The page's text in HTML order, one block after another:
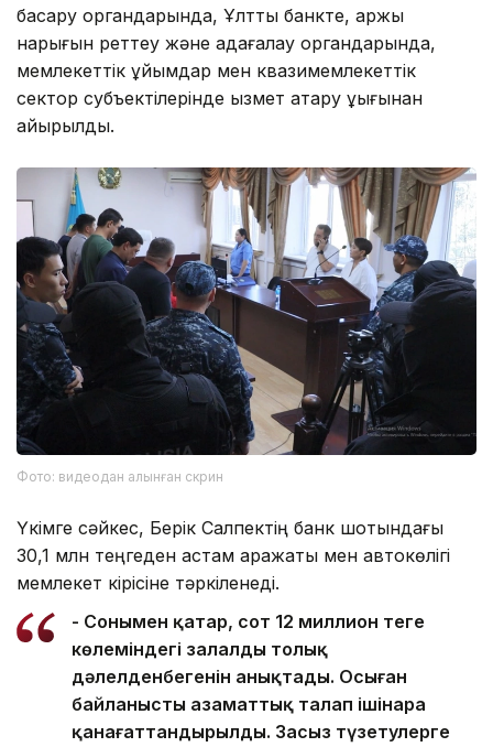
басқару органдарында, Ұлттық банкте, қаржы
нарығын реттеу және қадағалау органдарында,
мемлекеттік ұйымдар мен квазимемлекеттік
сектор субъектілерінде қызмет атқару құқығынан
айырылды.
Фото: видеодан алынған скрин
Үкімге сәйкес, Берік Салпектің банк шотындағы
30,1 млн теңгеден астам қаражаты мен автокөлігі
мемлекет кірісіне тәркіленеді.
- Сонымен қатар, сот 12 миллион теңге
көлеміндегі залалдың толық
дәлелденбегенін анықтады. Осыған
байланысты азаматтық талап ішінара
қанағаттандырылды. Заңсыз түзетулерге